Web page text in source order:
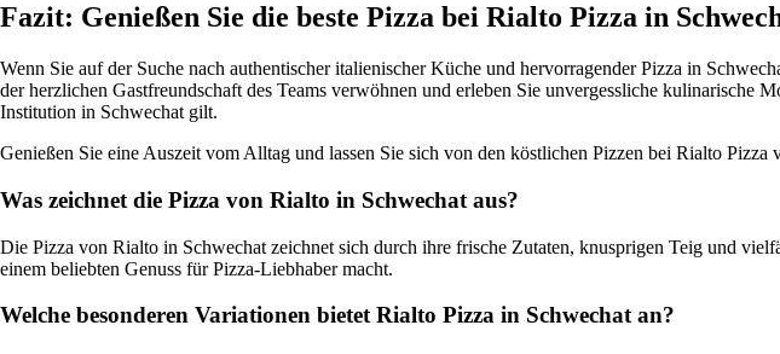
Fazit: Genießen Sie die beste Pizza bei Rialto Pizza in
Wenn Sie auf der Suche nach authentischer italienischer Küche und hervorragender Pizza in
der herzlichen Gastfreundschaft des Teams verwöhnen und erleben Sie unvergessliche kulinarische
Institution in Schwechat gilt.
Genießen Sie eine Auszeit vom Alltag und lassen Sie sich von den köstlichen Pizzen bei Rialto
Was zeichnet die Pizza von Rialto in Schwechat aus?
Die Pizza von Rialto in Schwechat zeichnet sich durch ihre frische Zutaten, knusprigen Teig und
einem beliebten Genuss für Pizza-Liebhaber macht.
Welche besonderen Variationen bietet Rialto Pizza in Schwechat an?